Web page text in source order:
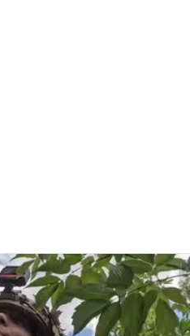
создает для
на Лиманском
дискомфорт: как это